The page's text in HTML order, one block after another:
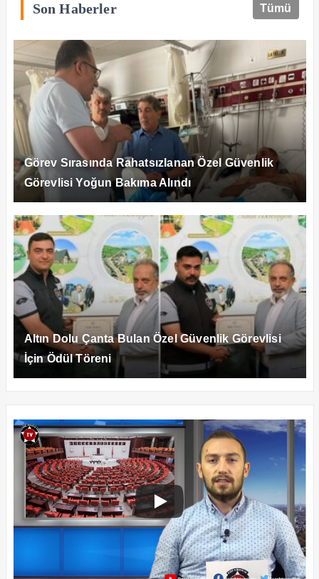
Son Haberler Tümü
Görev Sırasında Rahatsızlanan Özel Güvenlik
Görevlisi Yoğun Bakıma Alındı
Altın Dolu Çanta Bulan Özel Güvenlik Görevlisi
İçin Ödül Töreni